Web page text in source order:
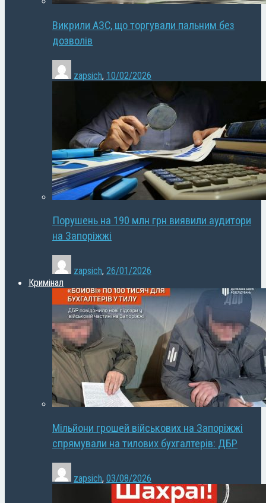
Викрили АЗС, що торгували пальним без
дозволів
zapsich, 10/02/2026
Порушень на 190 млн грн виявили аудитори
на Запоріжжі
zapsich, 26/01/2026
Кримінал
Мільйони грошей військових на Запоріжжі
спрямували на тилових бухгалтерів: ДБР
zapsich, 03/08/2026